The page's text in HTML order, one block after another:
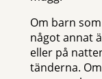
Om barn
något annat
eller på
tänderna.